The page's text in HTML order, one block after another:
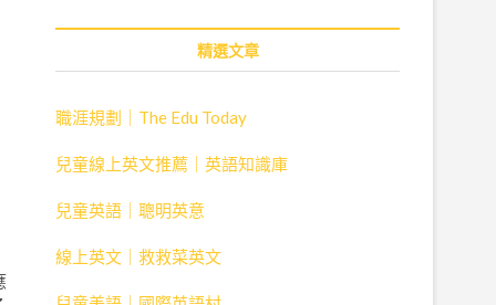
精選文章
職涯規劃｜The Edu Today
兒童線上英文推薦｜英語知識庫
兒童英語｜聰明英意
線上英文｜救救菜英文